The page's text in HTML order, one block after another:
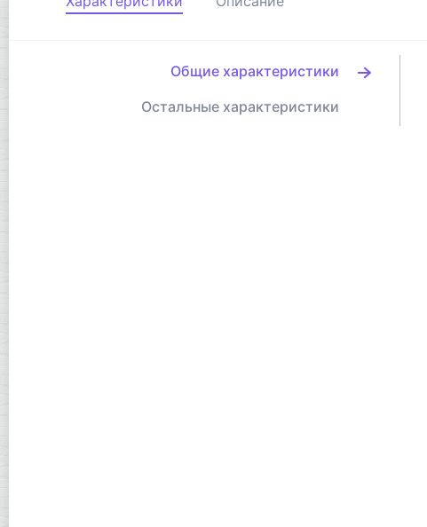
Общие характеристики
Остальные характеристики